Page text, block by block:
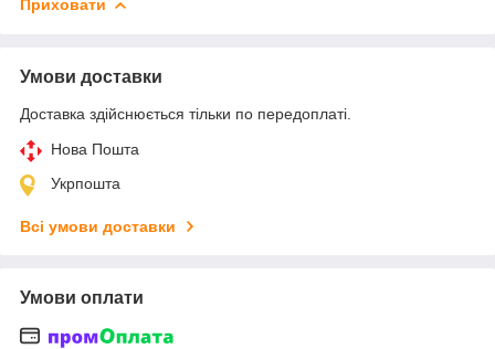
Приховати
Умови доставки
Доставка здійснюється тільки по передоплаті.
Нова Пошта
Укрпошта
Всі умови доставки
Умови оплати